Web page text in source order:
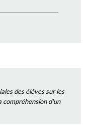
des élèves sur les
compréhension d'un